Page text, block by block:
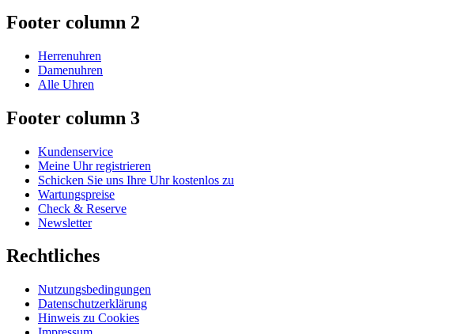
Footer column 2
Herrenuhren
Damenuhren
Alle Uhren
Footer column 3
Kundenservice
Meine Uhr registrieren
Schicken Sie uns Ihre Uhr kostenlos zu
Wartungspreise
Check & Reserve
Newsletter
Rechtliches
Nutzungsbedingungen
Datenschutzerklärung
Hinweis zu Cookies